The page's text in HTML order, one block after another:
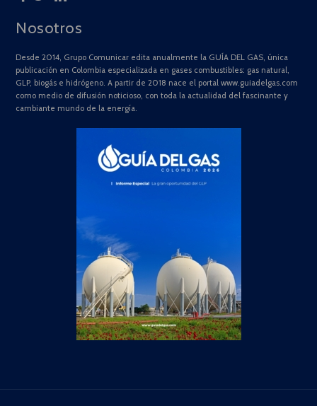
Nosotros
Desde 2014, Grupo Comunicar edita anualmente la GUÍA DEL GAS, única
publicación en Colombia especializada en gases combustibles: gas natural,
GLP, biogás e hidrógeno. A partir de 2018 nace el portal www.guiadelgas.com
como medio de difusión noticioso, con toda la actualidad del fascinante y
cambiante mundo de la energía.